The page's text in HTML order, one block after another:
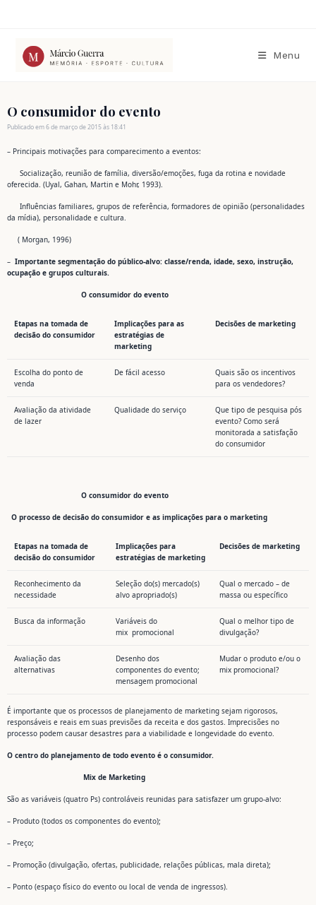
conteúdo
Menu
O consumidor do evento
Publicado em 6 de março de 2015 às 18:41
– Principais motivações para comparecimento a eventos:
Socialização, reunião de família, diversão/emoções, fuga da rotina e novidade
oferecida. (Uyal, Gahan, Martin e Mohr, 1993).
Influências familiares, grupos de referência, formadores de opinião (personalidades
da mídia), personalidade e cultura.
( Morgan, 1996)
– Importante segmentação do público-alvo: classe/renda, idade, sexo, instrução,
ocupação e grupos culturais.
O consumidor do evento
Etapas na tomada de
decisão do consumidor
Implicações para as
estratégias de
marketing
Decisões de marketing
Escolha do ponto de
venda
De fácil acesso
Quais são os incentivos
para os vendedores?
Avaliação da atividade
de lazer
Qualidade do serviço
Que tipo de pesquisa pós
evento? Como será
monitorada a satisfação
do consumidor
O consumidor do evento
O processo de decisão do consumidor e as implicações para o marketing
Etapas na tomada de
decisão do consumidor
Implicações para
estratégias de marketing
Decisões de marketing
Reconhecimento da
necessidade
Seleção do(s) mercado(s)
alvo apropriado(s)
Qual o mercado – de
massa ou específico
Busca da informação
Variáveis do
mix promocional
Qual o melhor tipo de
divulgação?
Avaliação das
alternativas
Desenho dos
componentes do evento;
mensagem promocional
Mudar o produto e/ou o
mix promocional?
É importante que os processos de planejamento de marketing sejam rigorosos,
responsáveis e reais em suas previsões da receita e dos gastos. Imprecisões no
processo podem causar desastres para a viabilidade e longevidade do evento.
O centro do planejamento de todo evento é o consumidor.
Mix de Marketing
São as variáveis (quatro Ps) controláveis reunidas para satisfazer um grupo-alvo:
– Produto (todos os componentes do evento);
– Preço;
– Promoção (divulgação, ofertas, publicidade, relações públicas, mala direta);
– Ponto (espaço físico do evento ou local de venda de ingressos).